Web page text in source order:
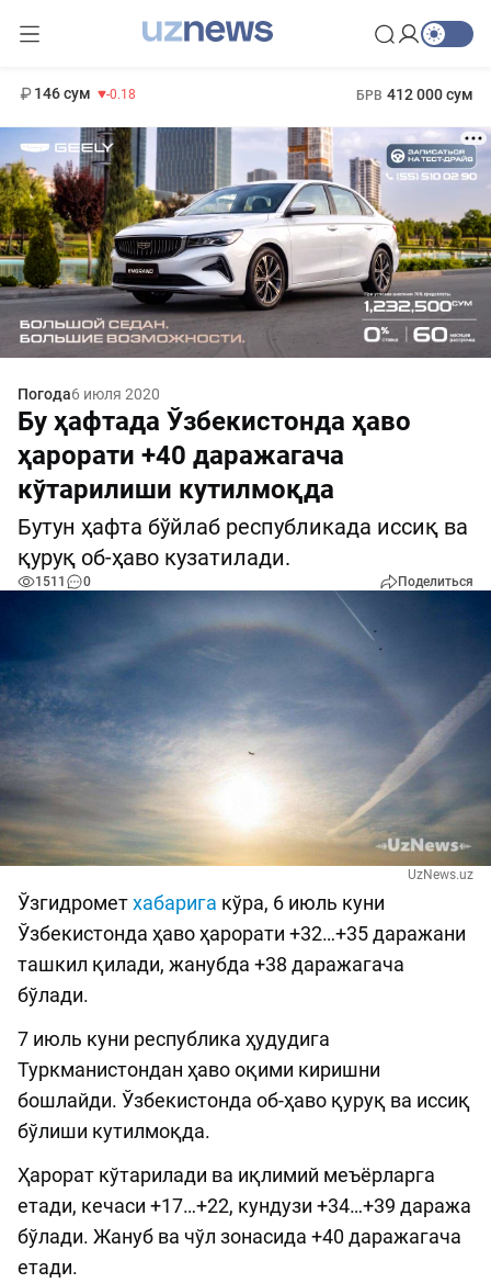
146 сум -0.18 БРВ 412 000 сум
Погода6 июля 2020
Бу ҳафтада Ўзбекистонда ҳаво
ҳарорати +40 даражагача
кўтарилиши кутилмоқда
Бутун ҳафта бўйлаб республикада иссиқ ва
қуруқ об-ҳаво кузатилади.
1511 0 Поделиться
UzNews.uz
Ўзгидрометхабарига кўра, 6 июль куни
Ўзбекистонда ҳаво ҳарорати +32…+35 даражани
ташкил қилади, жанубда +38 даражагача
бўлади.
7 июль куни республика ҳудудига
Туркманистондан ҳаво оқими киришни
бошлайди. Ўзбекистонда об-ҳаво қуруқ ва иссиқ
бўлиши кутилмоқда.
Ҳарорат кўтарилади ва иқлимий меъёрларга
етади, кечаси +17…+22, кундузи +34…+39 даража
бўлади. Жануб ва чўл зонасида +40 даражагача
етади.